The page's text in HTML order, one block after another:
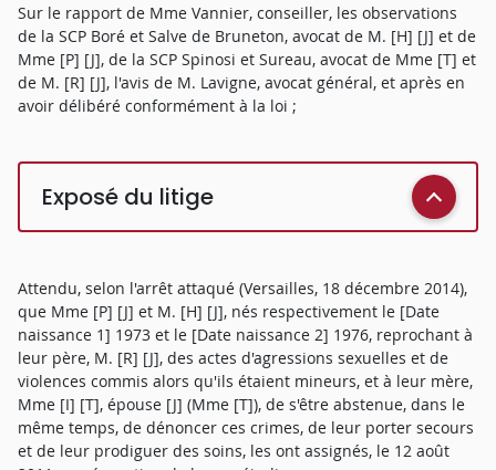
Sur le rapport de Mme Vannier, conseiller, les observations
de la SCP Boré et Salve de Bruneton, avocat de M. [H] [J] et de
Mme [P] [J], de la SCP Spinosi et Sureau, avocat de Mme [T] et
de M. [R] [J], l'avis de M. Lavigne, avocat général, et après en
avoir délibéré conformément à la loi ;
Exposé du litige
Attendu, selon l'arrêt attaqué (Versailles, 18 décembre 2014),
que Mme [P] [J] et M. [H] [J], nés respectivement le [Date
naissance 1] 1973 et le [Date naissance 2] 1976, reprochant à
leur père, M. [R] [J], des actes d'agressions sexuelles et de
violences commis alors qu'ils étaient mineurs, et à leur mère,
Mme [I] [T], épouse [J] (Mme [T]), de s'être abstenue, dans le
même temps, de dénoncer ces crimes, de leur porter secours
et de leur prodiguer des soins, les ont assignés, le 12 août